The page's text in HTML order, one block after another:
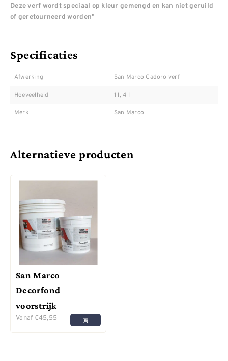
Deze verf wordt speciaal op kleur gemengd en kan niet geruild
of geretourneerd worden"
Specificaties
Afwerking San Marco Cadoro verf
Hoeveelheid 1 l, 4 l
Merk San Marco
Alternatieve producten
San Marco
Decorfond
voorstrijk
Vanaf €45,55